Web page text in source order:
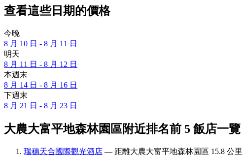
查看這些日期的價格
今晚
8 月 10 日 - 8 月 11 日
明天
8 月 11 日 - 8 月 12 日
本週末
8 月 14 日 - 8 月 16 日
下週末
8 月 21 日 - 8 月 23 日
大農大富平地森林園區附近排名前 5 飯店一覽
瑞穗天合國際觀光酒店 — 距離大農大富平地森林園區 15.8 公